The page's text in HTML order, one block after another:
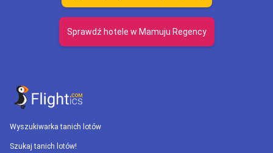
Sprawdź hotele w Mamuju Regency
Wyszukiwarka tanich lotów
Szukaj tanich lotów!